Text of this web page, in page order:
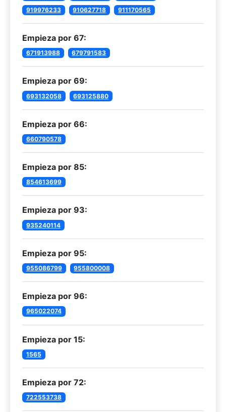
919976233
910627718 911170565
Empieza por 67:
671913988 679791583
Empieza por 69:
693132058 693125880
Empieza por 66:
660790578
Empieza por 85:
854613699
Empieza por 93:
935240114
Empieza por 95:
955086799 955800008
Empieza por 96:
965022074
Empieza por 15:
1565
Empieza por 72:
722553738